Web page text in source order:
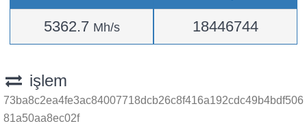
5362.7 Mh/s 18446744
işlem
73ba8c2ea4fe3ac84007718dcb26c8f416a192cdc49b4bdf506
81a50aa8ec02f